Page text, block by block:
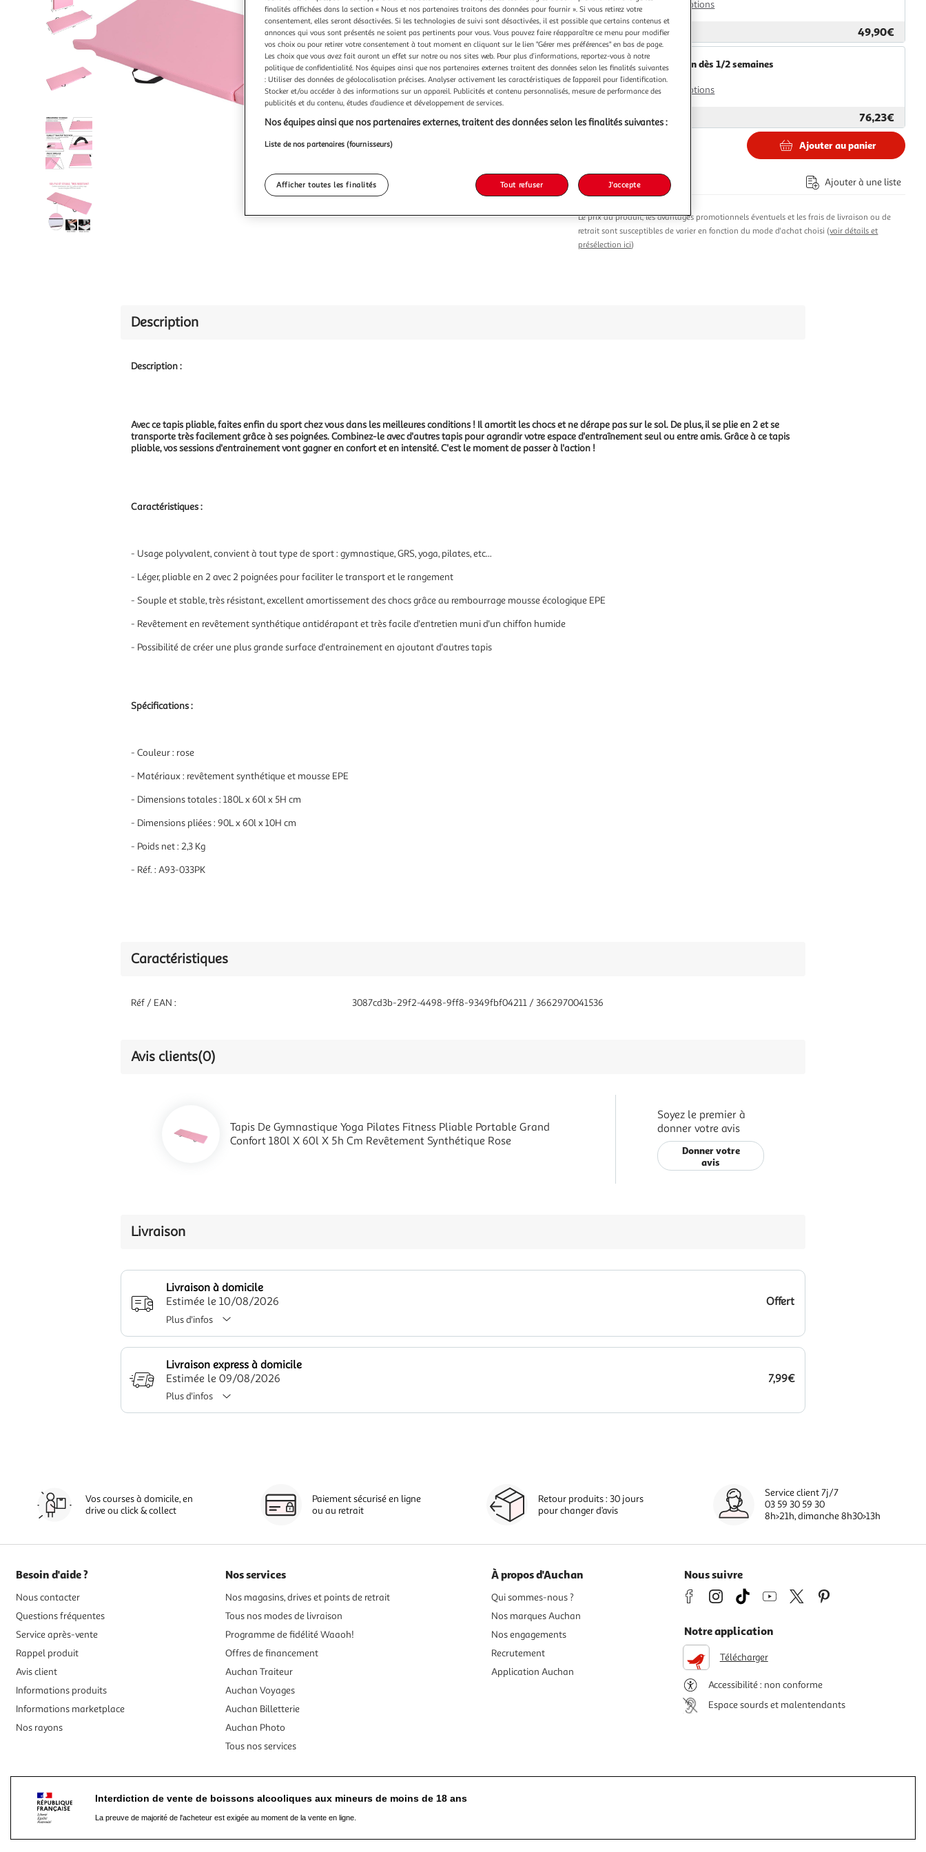
Plus d'options
Vendu par Aosom 49,90€
Livraison dès 1/2 semaines
4,99€
Plus d'options
Vendu par Multishop 76,23€
Ajouter au panier
Ajouter à une liste
Le prix du produit, les avantages promotionnels éventuels et les frais de livraison ou de
retrait sont susceptibles de varier en fonction du mode d'achat choisi (voir détails et
présélection ici)
Description
Description :
Avec ce tapis pliable, faites enfin du sport chez vous dans les meilleures conditions ! Il amortit les chocs et ne dérape pas sur le sol. De plus, il se plie en 2 et se
transporte très facilement grâce à ses poignées. Combinez-le avec d'autres tapis pour agrandir votre espace d'entraînement seul ou entre amis. Grâce à ce tapis
pliable, vos sessions d'entrainement vont gagner en confort et en intensité. C'est le moment de passer à l'action !
Caractéristiques :
- Usage polyvalent, convient à tout type de sport : gymnastique, GRS, yoga, pilates, etc...
- Léger, pliable en 2 avec 2 poignées pour faciliter le transport et le rangement
- Souple et stable, très résistant, excellent amortissement des chocs grâce au rembourrage mousse écologique EPE
- Revêtement en revêtement synthétique antidérapant et très facile d'entretien muni d'un chiffon humide
- Possibilité de créer une plus grande surface d'entrainement en ajoutant d'autres tapis
Spécifications :
- Couleur : rose
- Matériaux : revêtement synthétique et mousse EPE
- Dimensions totales : 180L x 60l x 5H cm
- Dimensions pliées : 90L x 60l x 10H cm
- Poids net : 2,3 Kg
- Réf. : A93-033PK
Caractéristiques
Réf / EAN : 3087cd3b-29f2-4498-9ff8-9349fbf04211 / 3662970041536
Avis clients(0)
Tapis De Gymnastique Yoga Pilates Fitness Pliable Portable Grand
Confort 180l X 60l X 5h Cm Revêtement Synthétique Rose
Soyez le premier à
donner votre avis
Donner votre
avis
Livraison
Livraison à domicile
Estimée le 10/08/2026
Offert
Plus d'infos
Livraison express à domicile
Estimée le 09/08/2026
7,99€
Plus d'infos
Vos courses à domicile, en
drive ou click & collect
Paiement sécurisé en ligne
ou au retrait
Retour produits : 30 jours
pour changer d’avis
Service client 7j/7
03 59 30 59 30
8h>21h, dimanche 8h30>13h
Besoin d'aide ?
Nous contacter
Questions fréquentes
Service après-vente
Rappel produit
Avis client
Informations produits
Informations marketplace
Nos rayons
Nos services
Nos magasins, drives et points de retrait
Tous nos modes de livraison
Programme de fidélité Waaoh!
Offres de financement
Auchan Traiteur
Auchan Voyages
Auchan Billetterie
Auchan Photo
Tous nos services
À propos d'Auchan
Qui sommes-nous ?
Nos marques Auchan
Nos engagements
Recrutement
Application Auchan
Nous suivre
Notre application
Télécharger
Accessibilité : non conforme
Espace sourds et malentendants
Interdiction de vente de boissons alcooliques aux mineurs de moins de 18 ans
La preuve de majorité de l'acheteur est exigée au moment de la vente en ligne.
finalités affichées dans la section « Nous et nos partenaires traitons des données pour fournir ». Si vous retirez votre
consentement, elles seront désactivées. Si les technologies de suivi sont désactivées, il est possible que certains contenus et
annonces qui vous sont présentés ne soient pas pertinents pour vous. Vous pouvez faire réapparaître ce menu pour modifier
vos choix ou pour retirer votre consentement à tout moment en cliquant sur le lien "Gérer mes préférences" en bas de page.
Les choix que vous avez fait auront un effet sur notre ou nos sites web. Pour plus d’informations, reportez-vous à notre
politique de confidentialité. Nos équipes ainsi que nos partenaires externes traitent des données selon les finalités suivantes
: Utiliser des données de géolocalisation précises. Analyser activement les caractéristiques de l’appareil pour l’identification.
Stocker et/ou accéder à des informations sur un appareil. Publicités et contenu personnalisés, mesure de performance des
publicités et du contenu, études d’audience et développement de services.
Nos équipes ainsi que nos partenaires externes, traitent des données selon les finalités suivantes :
Liste de nos partenaires (fournisseurs)
Afficher toutes les finalités Tout refuser J'accepte